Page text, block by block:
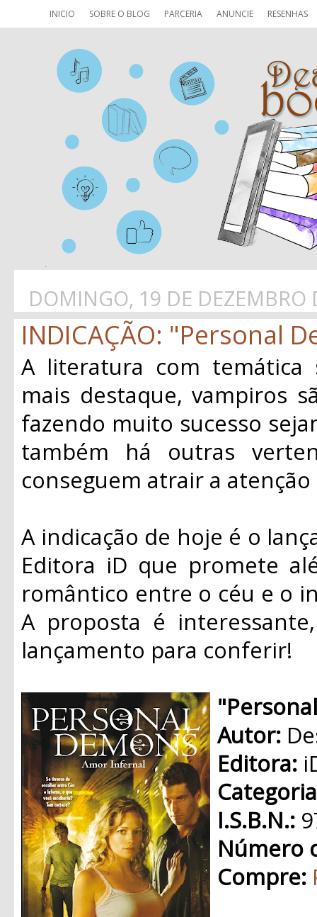
INICIO SOBRE O BLOG PARCERIA ANUNCIE RESENHAS
DOMINGO, 19 DE DEZEMBRO
INDICAÇÃO: "Personal
A literatura com temática
mais destaque, vampiros
fazendo muito sucesso
também há outras
conseguem atrair a
A indicação de hoje é o
Editora iD que promete
romântico entre o céu e o
A proposta é
lançamento para conferir!
Autor:
Editora:
I.S.B.N.:
Número
Compre: